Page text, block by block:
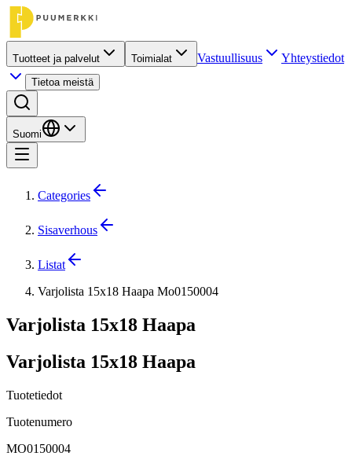
Tuotteet ja palvelut Toimialat Vastuullisuus Yhteystiedot
Tietoa meistä
Suomi
Categories
Sisaverhous
Listat
Varjolista 15x18 Haapa Mo0150004
Varjolista 15x18 Haapa
Varjolista 15x18 Haapa
Tuotetiedot
Tuotenumero
MO0150004